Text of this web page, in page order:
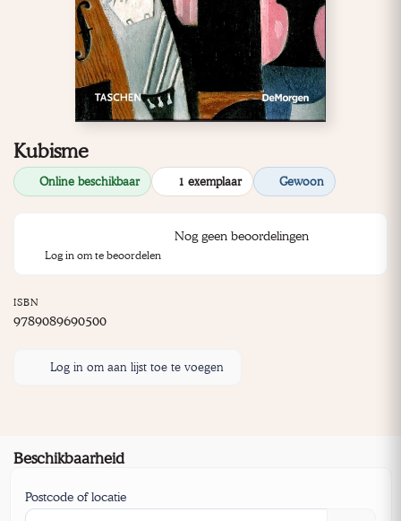
Kubisme
Online beschikbaar 1 exemplaar Gewoon
Nog geen beoordelingen
Log in om te beoordelen
ISBN
9789089690500
Log in om aan lijst toe te voegen
Beschikbaarheid
Postcode of locatie